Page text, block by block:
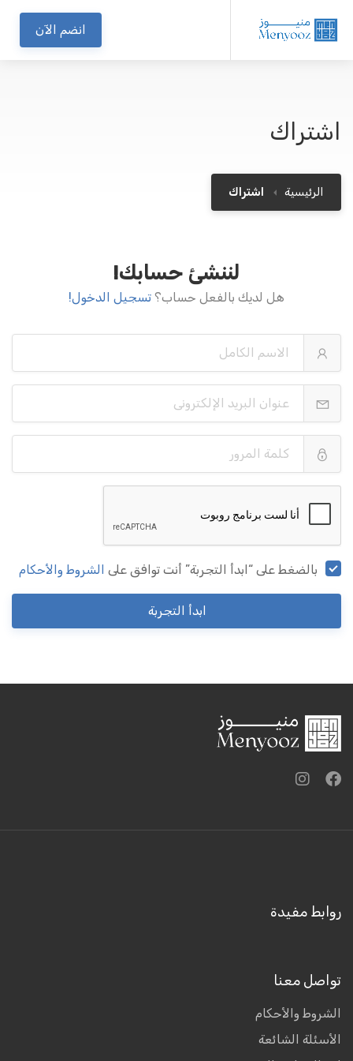
انضم الآن
اشتراك
الرئيسية اشتراك
لننشئ حسابك!
هل لديك بالفعل حساب؟ تسجيل الدخول!
بالضغط على “ابدأ التجربة” أنت توافق على الشروط والأحكام
ابدأ التجربة
روابط مفيدة
تواصل معنا
الشروط والأحكام
الأسئلة الشائعة